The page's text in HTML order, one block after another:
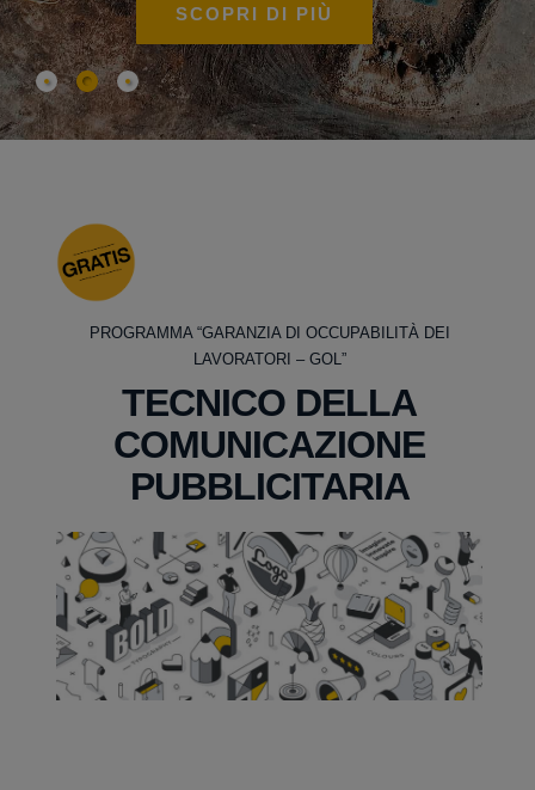
SCOPRI DI PIÙ
PROGRAMMA “GARANZIA DI OCCUPABILITÀ DEI
LAVORATORI – GOL”
TECNICO DELLA
COMUNICAZIONE
PUBBLICITARIA